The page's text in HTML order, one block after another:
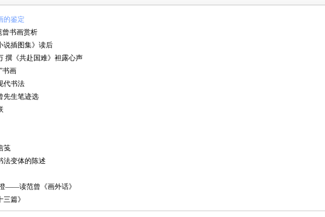
的鉴定
曾书画赏析
说插图集》读后
撰《共赴国难》袒露心声
书画
代书法
先生笔迹选
笺
法变体的陈述
——读范曾《画外话》
篇》